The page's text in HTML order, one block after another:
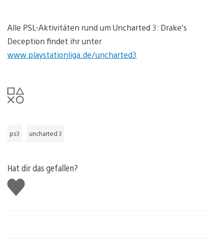
Alle PSL-Aktivitäten rund um Uncharted 3: Drake’s
Deception findet ihr unter
www.playstationliga.de/uncharted3
ps3 uncharted 3
Hat dir das gefallen?
Gefällt
mir